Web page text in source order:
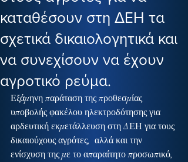
καταθέσουν στη ΔΕΗ τα
σχετικά δικαιολογητικά και
να συνεχίσουν να έχουν
αγροτικό ρεύμα.
Εξάμηνη παράταση της προθεσμίας
υποβολής φακέλου ηλεκτροδότησης για
αρδευτική εκμετάλλευση στη ΔΕΗ για τους
δικαιούχους αγρότες,  αλλά και την
ενίσχυση της με το απαραίτητο προσωπικό,